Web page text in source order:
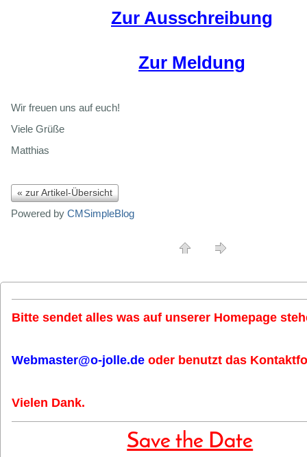
Zur Ausschreibung
Zur Meldung
Wir freuen uns auf euch!
Viele Grüße
Matthias
« zur Artikel-Übersicht
Powered by CMSimpleBlog
Bitte sendet alles was auf unserer Homepage
Webmaster@o-jolle.de oder benutzt das
Vielen Dank.
Save the Date